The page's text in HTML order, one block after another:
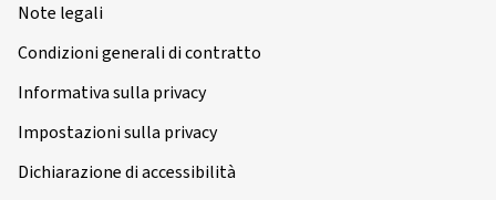
Note legali
Condizioni generali di contratto
Informativa sulla privacy
Impostazioni sulla privacy
Dichiarazione di accessibilità